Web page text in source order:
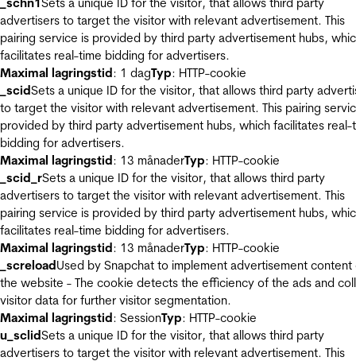
advertisers to target the visitor with relevant advertisement. This
pairing service is provided by third party advertisement hubs,
facilitates real-time bidding for advertisers.
Maximal lagringstid: 1 dagTyp: HTTP-cookie
_scidSets a unique ID for the visitor, that allows third party
to target the visitor with relevant advertisement. This pairing
provided by third party advertisement hubs, which facilitates real-
bidding for advertisers.
Maximal lagringstid: 13 månaderTyp: HTTP-cookie
_scid_rSets a unique ID for the visitor, that allows third party
advertisers to target the visitor with relevant advertisement. This
pairing service is provided by third party advertisement hubs,
facilitates real-time bidding for advertisers.
Maximal lagringstid: 13 månaderTyp: HTTP-cookie
_screloadUsed by Snapchat to implement advertisement content
the website - The cookie detects the efficiency of the ads and
visitor data for further visitor segmentation.
Maximal lagringstid: SessionTyp: HTTP-cookie
u_sclidSets a unique ID for the visitor, that allows third party
advertisers to target the visitor with relevant advertisement. This